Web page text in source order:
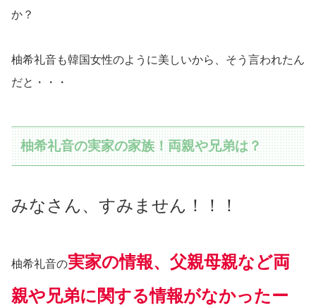
か？
柚希礼音も韓国女性のように美しいから、そう言われたん
だと・・・
柚希礼音の実家の家族！両親や兄弟は？
みなさん、すみません！！！
柚希礼音の実家の情報、父親母親など両
親や兄弟に関する情報がなかったー